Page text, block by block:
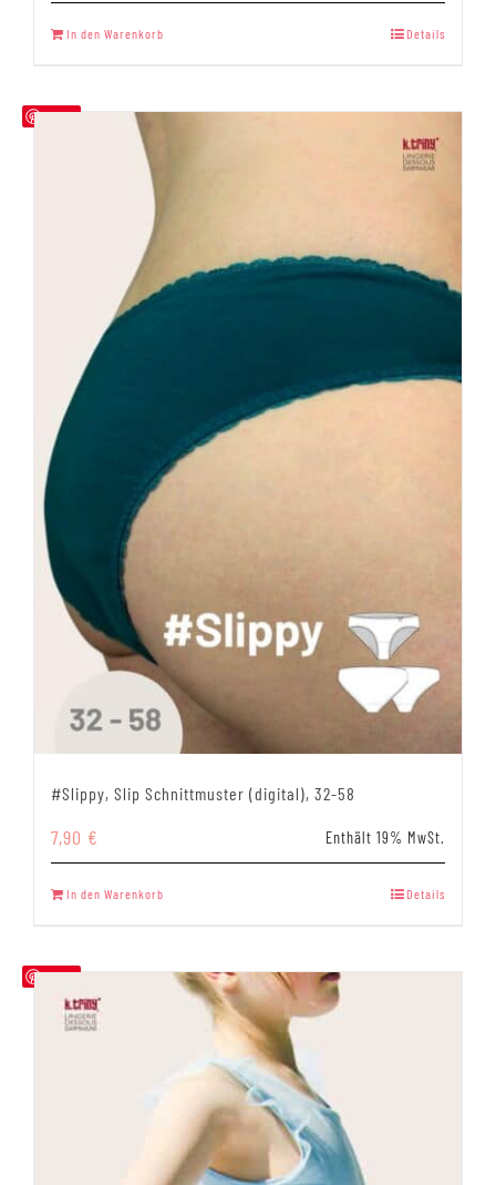
Bewertet
5.00
In den Warenkorb Details
Save
#Slippy, Slip Schnittmuster (digital), 32-58
7,90 € Enthält 19% MwSt.
In den Warenkorb Details
Save